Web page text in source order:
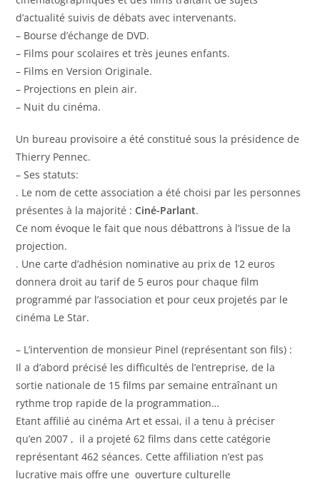
d’actualité suivis de débats avec intervenants.
– Bourse d’échange de DVD.
– Films pour scolaires et très jeunes enfants.
– Films en Version Originale.
– Projections en plein air.
– Nuit du cinéma.
Un bureau provisoire a été constitué sous la présidence de
Thierry Pennec.
– Ses statuts:
. Le nom de cette association a été choisi par les personnes
présentes à la majorité :Ciné-Parlant.
Ce nom évoque le fait que nous débattrons à l’issue de la
projection.
. Une carte d’adhésion nominative au prix de 12 euros
donnera droit au tarif de 5 euros pour chaque film
programmé par l’association et pour ceux projetés par le
cinéma Le Star.
– L’intervention de monsieur Pinel (représentant son fils) :
Il a d’abord précisé les difficultés de l’entreprise, de la
sortie nationale de 15 films par semaine entraînant un
rythme trop rapide de la programmation…
Etant affilié au cinéma Art et essai, il a tenu à préciser
qu’en 2007 , il a projeté 62 films dans cette catégorie
représentant 462 séances. Cette affiliation n’est pas
lucrative mais offre une ouverture culturelle